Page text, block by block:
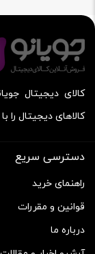
کالای دیجیتال
کالاهای دیجیتال
دسترسی سریع
راهنمای خرید
قوانین و مقررات
درباره ما